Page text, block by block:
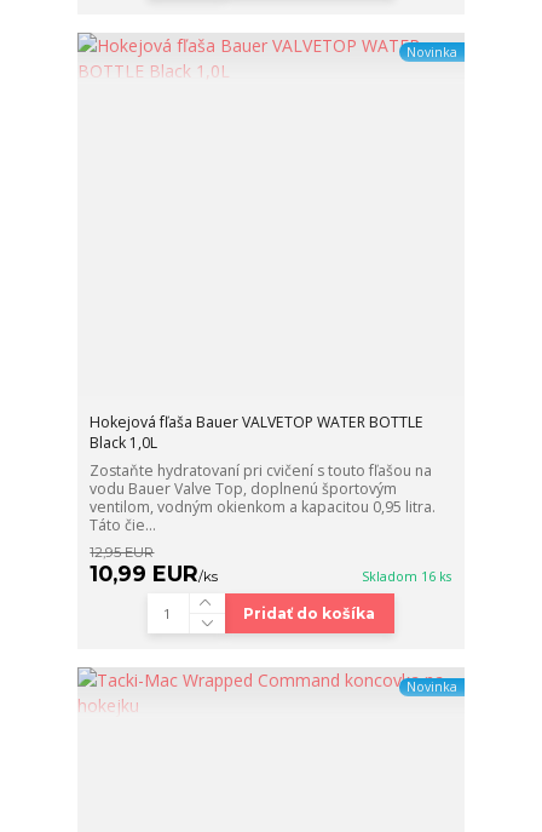
Novinka
Hokejová fľaša Bauer VALVETOP WATER BOTTLE
Black 1,0L
Zostaňte hydratovaní pri cvičení s touto fľašou na
vodu Bauer Valve Top, doplnenú športovým
ventilom, vodným okienkom a kapacitou 0,95 litra.
Táto čie...
12,95 EUR
10,99 EUR/ks Skladom 16 ks
Pridať do košíka
Novinka